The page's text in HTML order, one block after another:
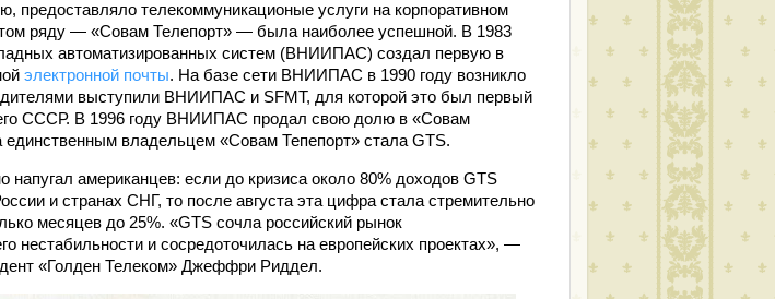
предоставляло телекоммуникационые услуги на корпоративном
ряду — «Совам Телепорт» — была наиболее успешной. В 1983
автоматизированных систем (ВНИИПАС) создал первую в
электронной почты. На базе сети ВНИИПАС в 1990 году возникло
выступили ВНИИПАС и SFMT, для которой это был первый
СССР. В 1996 году ВНИИПАС продал свою долю в «Совам
единственным владельцем «Совам Тепепорт» стала GTS.
напугал американцев: если до кризиса около 80% доходов GTS
и странах СНГ, то после августа эта цифра стала стремительно
месяцев до 25%. «GTS сочла российский рынок
нестабильности и сосредоточилась на европейских проектах», —
«Голден Телеком» Джеффри Риддел.